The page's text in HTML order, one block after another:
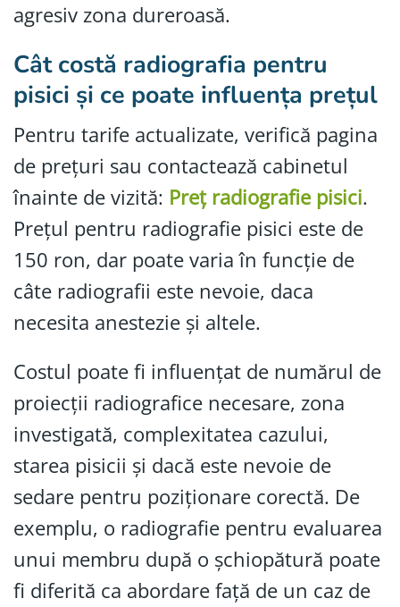
agresiv zona dureroasă.
Cât costă radiografia pentru
pisici și ce poate influența prețul
Pentru tarife actualizate, verifică pagina
de prețuri sau contactează cabinetul
înainte de vizită: Preț radiografie pisici.
Prețul pentru radiografie pisici este de
150 ron, dar poate varia în funcție de
câte radiografii este nevoie, daca
necesita anestezie și altele.
Costul poate fi influențat de numărul de
proiecții radiografice necesare, zona
investigată, complexitatea cazului,
starea pisicii și dacă este nevoie de
sedare pentru poziționare corectă. De
exemplu, o radiografie pentru evaluarea
unui membru după o șchiopătură poate
fi diferită ca abordare față de un caz de